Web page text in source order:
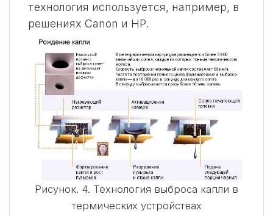
технология используется, например, в
решениях Canon и HP.
Рисунок. 4. Технология выброса капли в
термических устройствах